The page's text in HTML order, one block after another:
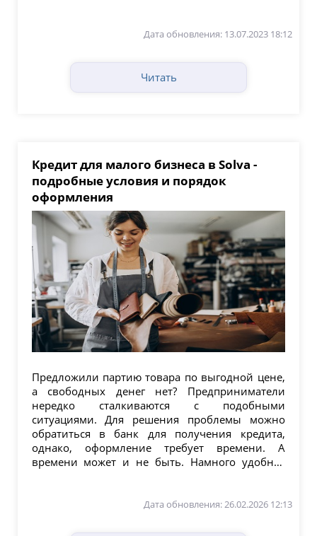
Дата обновления: 13.07.2023 18:12
Читать
Кредит для малого бизнеса в Solva -
подробные условия и порядок
оформления
Предложили партию товара по выгодной цене,
а свободных денег нет? Предприниматели
нередко сталкиваются с подобными
ситуациями. Для решения проблемы можно
обратиться в банк для получения кредита,
однако, оформление требует времени. А
времени может и не быть. Намного удобнее
Дата обновления: 26.02.2026 12:13